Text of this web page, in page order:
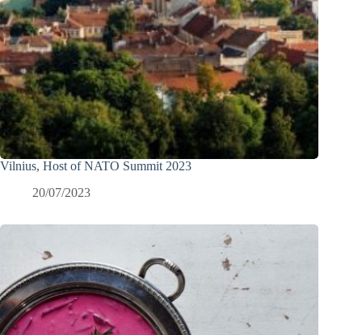
Vilnius, Host of NATO Summit 2023
20/07/2023